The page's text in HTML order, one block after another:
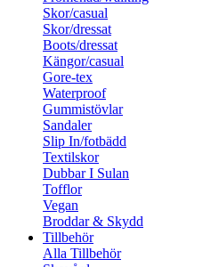
Skor/casual
Skor/dressat
Boots/dressat
Kängor/casual
Gore-tex
Waterproof
Gummistövlar
Sandaler
Slip In/fotbädd
Textilskor
Dubbar I Sulan
Tofflor
Vegan
Broddar & Skydd
Tillbehör
Alla Tillbehör